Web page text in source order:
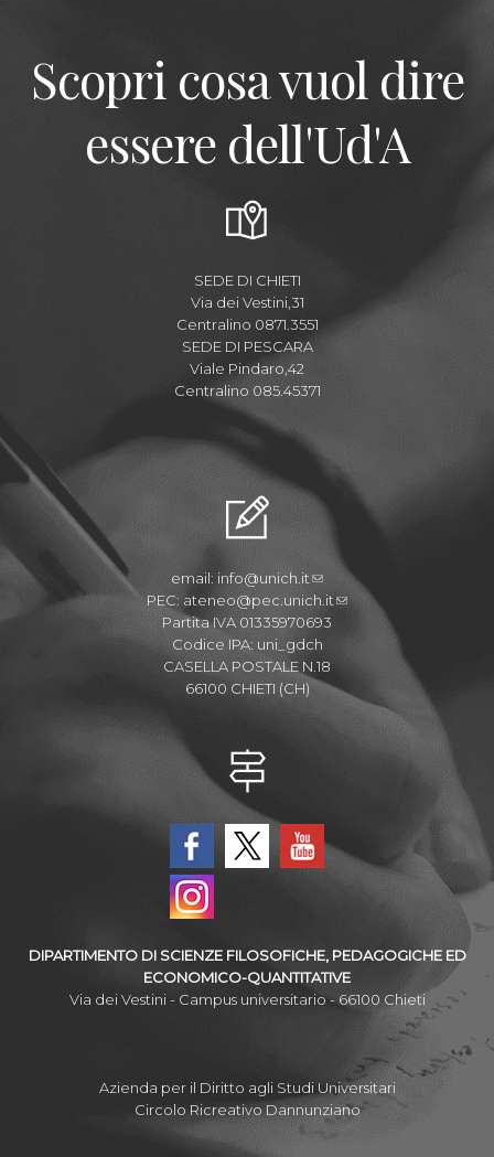
Scopri cosa vuol dire
essere dell'Ud'A
SEDE DI CHIETI
Via dei Vestini,31
Centralino 0871.3551
SEDE DI PESCARA
Viale Pindaro,42
Centralino 085.45371
email: info@unich.it
PEC: ateneo@pec.unich.it
Partita IVA 01335970693
Codice IPA: uni_gdch
CASELLA POSTALE N.18
66100 CHIETI (CH)
DIPARTIMENTO DI SCIENZE FILOSOFICHE, PEDAGOGICHE ED
ECONOMICO-QUANTITATIVE
Via dei Vestini - Campus universitario - 66100 Chieti
Azienda per il Diritto agli Studi Universitari
Circolo Ricreativo Dannunziano